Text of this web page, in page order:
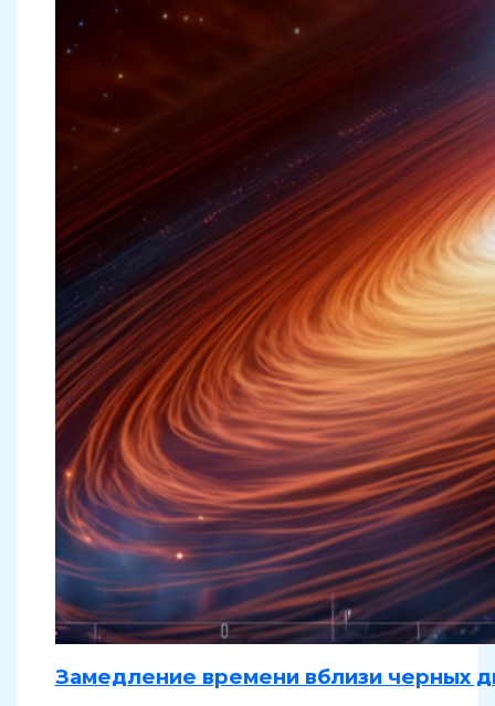
Замедление времени вблизи черных